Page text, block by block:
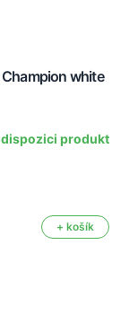
white
dispozici produkt
+ košík